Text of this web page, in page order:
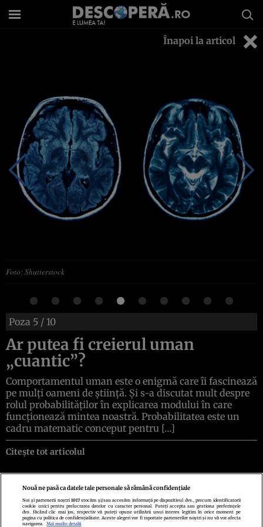
Înapoi la articol
Foto: Shutterstock
Poza 5 / 10
Ar putea fi creierul uman
„cuantic”?
Comportamentul uman este o enigmă care îi fascinează
pe mulți oameni de știință. Și s-a discutat mult despre
rolul probabilităților în explicarea modului în care
funcționează mintea noastră. Probabilitatea este un
cadru matematic conceput pentru […]
Citește tot articolul
Politica de confidenţialitate Politica de cookiesTermeni şi condiţii
Echipa redacționalăContactSetări Cookies
Nouă ne pasă ca datele tale personale să rămână confidențiale
Noi și partenerii noștri1017 stocăm și/sau accesăm informații pe dispozitivul dvs., precum identificatorii
cookie unici pentru prelucrarea datelor cu caracter personal. Puteți accepta sau gestiona preferințele
dvs. făcând clic mai jos, respectiv vă puteți opune utilizării unui interes legitim în orice moment pe
pagina cu politica de confidențialitate. Aceste alegeri vor fi raportate partenerilor noștri și nu vă vor afecta
navigarea.
Mai multe detalii